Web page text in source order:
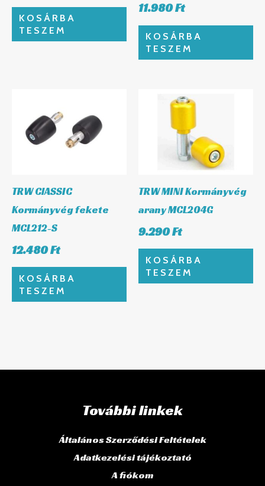
KOSÁRBA
TESZEM
11.980Ft
KOSÁRBA
TESZEM
TRW ClASSIC
Kormányvég fekete
MCL212-S
12.480Ft
KOSÁRBA
TESZEM
TRW MINI Kormányvég
arany MCL204G
9.290Ft
KOSÁRBA
TESZEM
További linkek
Általános Szerződési Feltételek
Adatkezelési tájékoztató
A fiókom